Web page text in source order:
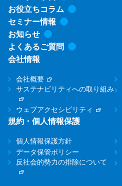
お役立ちコラム
セミナー情報
お知らせ
よくあるご質問
会社情報
会社概要
サステナビリティへの取り組み
ウェブアクセシビリティ
規約・個人情報保護
個人情報保護方針
データ保管ポリシー
反社会的勢力の排除について